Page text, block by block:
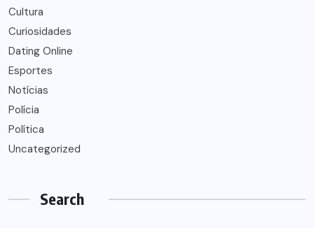
Cultura
Curiosidades
Dating Online
Esportes
Notícias
Polícia
Política
Uncategorized
Search